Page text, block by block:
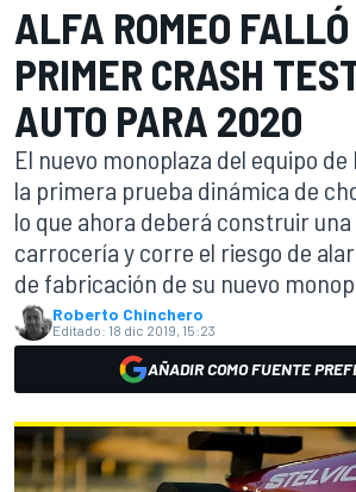
ALFA ROMEO
PRIMER CRASH
AUTO PARA 2020
El nuevo monoplaza del equipo
la primera prueba dinámica de
lo que ahora deberá construir una
carrocería y corre el riesgo de
de fabricación de su nuevo
Roberto Chinchero
Editado: 18 dic 2019, 15:23
AÑADIR COMO FUENTE